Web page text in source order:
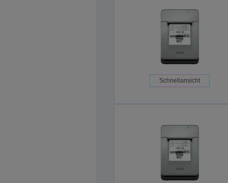
Schnellansicht